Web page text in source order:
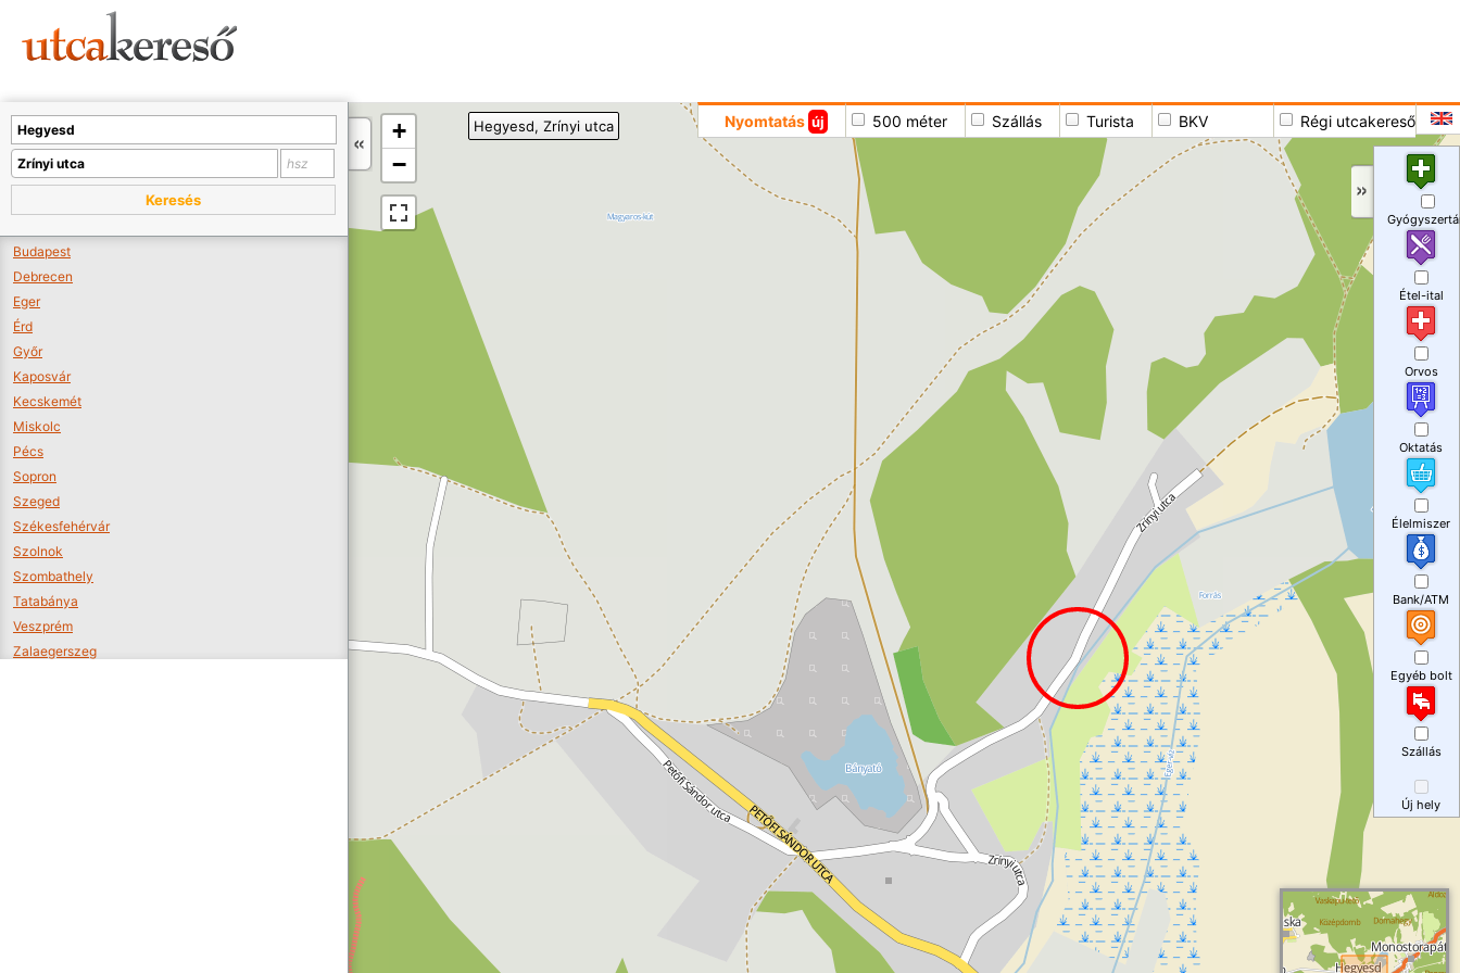
+
−
Nyomtatás új 500 méter Szállás Turista BKV Régi utcakereső
Hegyesd, Zrínyi utca
Keresés
Budapest
Debrecen
Eger
Érd
Győr
Kaposvár
Kecskemét
Miskolc
Pécs
Sopron
Szeged
Székesfehérvár
Szolnok
Szombathely
Tatabánya
Veszprém
Zalaegerszeg
Étel-ital
Orvos
Oktatás
Élelmiszer
Bank/ATM
Egyéb bolt
Szállás
Új hely
A térképet kicsinyíteni kell, hogy látszódjanak a boltok.
Boltok látszódjanak >>